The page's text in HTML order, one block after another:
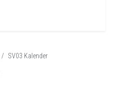
SV03 Kalender